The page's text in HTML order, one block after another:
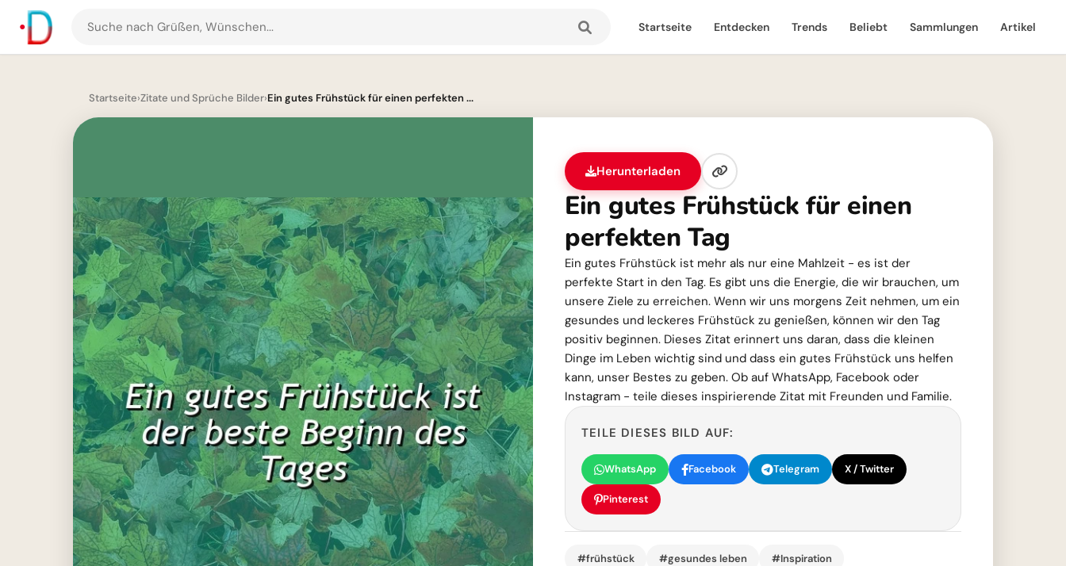
Suche
nach
und
Startseite Entdecken Trends Beliebt Sammlungen Artikel
Startseite›Zitate und Sprüche Bilder›Ein gutes Frühstück für einen perfekten ...
Herunterladen
Ein gutes Frühstück für einen
perfekten Tag
Ein gutes Frühstück ist mehr als nur eine Mahlzeit - es ist der
perfekte Start in den Tag. Es gibt uns die Energie, die wir brauchen, um
unsere Ziele zu erreichen. Wenn wir uns morgens Zeit nehmen, um ein
gesundes und leckeres Frühstück zu genießen, können wir den Tag
positiv beginnen. Dieses Zitat erinnert uns daran, dass die kleinen
Dinge im Leben wichtig sind und dass ein gutes Frühstück uns helfen
kann, unser Bestes zu geben. Ob auf WhatsApp, Facebook oder
Instagram - teile dieses inspirierende Zitat mit Freunden und Familie.
TEILE DIESES BILD AUF:
WhatsApp Facebook Telegram X / Twitter
Pinterest
#frühstück #gesundes leben #Inspiration